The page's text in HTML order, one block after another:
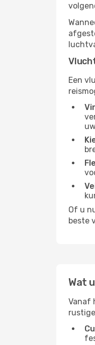
Een
Of u
beste
Wat
Vanaf